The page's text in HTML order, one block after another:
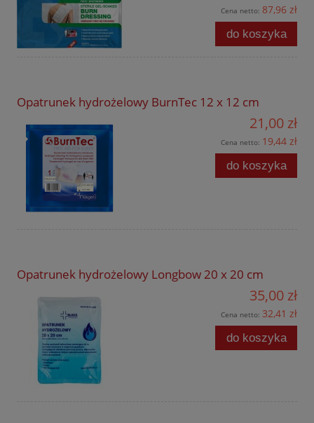
Cena netto: 87,96 zł
do koszyka
Opatrunek hydrożelowy BurnTec 12 x 12 cm
21,00 zł
Cena netto: 19,44 zł
do koszyka
Opatrunek hydrożelowy Longbow 20 x 20 cm
35,00 zł
Cena netto: 32,41 zł
do koszyka